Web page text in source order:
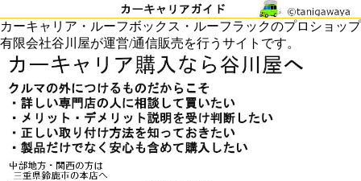
カーキャリア・ルーフボックス・ルーフラックのプロショップ
有限会社谷川屋が運営/通信販売を行うサイトです。